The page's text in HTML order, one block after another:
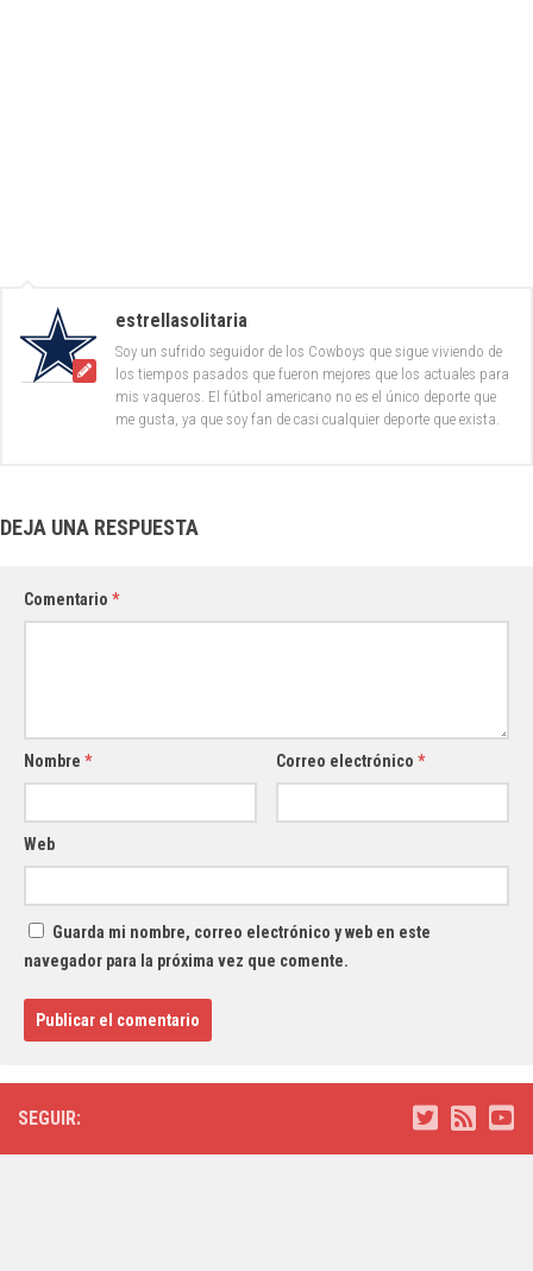
estrellasolitaria
Soy un sufrido seguidor de los Cowboys que sigue viviendo de
los tiempos pasados que fueron mejores que los actuales para
mis vaqueros. El fútbol americano no es el único deporte que
me gusta, ya que soy fan de casi cualquier deporte que exista.
DEJA UNA RESPUESTA
Comentario *
Nombre * Correo electrónico*
Web
Guarda mi nombre, correo electrónico y web en este
navegador para la próxima vez que comente.
SEGUIR: